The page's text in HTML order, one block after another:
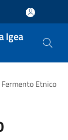
Igea
Fermento Etnico